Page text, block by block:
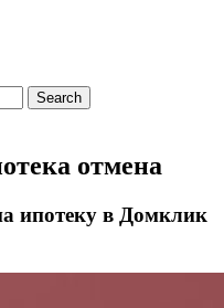
Search
отмена
ипотеку в Домклик